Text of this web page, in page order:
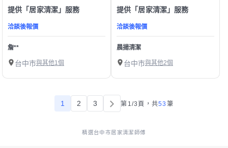
提供「居家清潔」服務
洽談後報價
詹**
台中市與其他1個
提供「居家清潔」服務
洽談後報價
晨揚清潔
台中市與其他2個
1 2 3 第1/3頁， 共53 筆
精選台中市居家清潔師傅